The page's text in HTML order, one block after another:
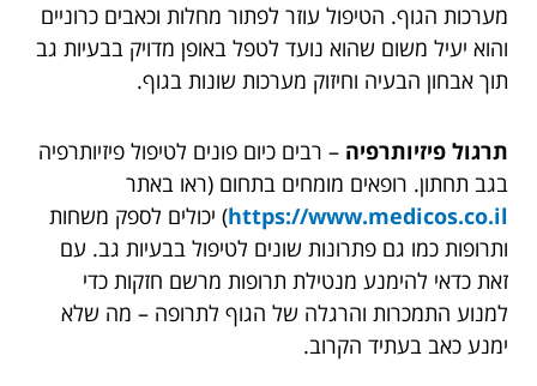
מערכות הגוף. הטיפול עוזר לפתור מחלות וכאבים כרוניים
והוא יעיל משום שהוא נועד לטפל באופן מדויק בבעיות גב
תוך אבחון הבעיה וחיזוק מערכות שונות בגוף.
תרגול פיזיותרפיה – רבים כיום פונים לטיפול פיזיותרפיה
בגב תחתון. רופאים מומחים בתחום (ראו באתר
https://www.medicos.co.il) יכולים לספק משחות
ותרופות כמו גם פתרונות שונים לטיפול בבעיות גב. עם
זאת כדאי להימנע מנטילת תרופות מרשם חזקות כדי
למנוע התמכרות והרגלה של הגוף לתרופה – מה שלא
ימנע כאב בעתיד הקרוב.